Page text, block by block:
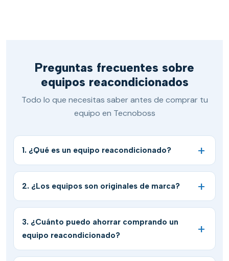
Preguntas frecuentes sobre
equipos reacondicionados
Todo lo que necesitas saber antes de comprar tu
equipo en Tecnoboss
1. ¿Qué es un equipo reacondicionado?
2. ¿Los equipos son originales de marca?
3. ¿Cuánto puedo ahorrar comprando un
equipo reacondicionado?